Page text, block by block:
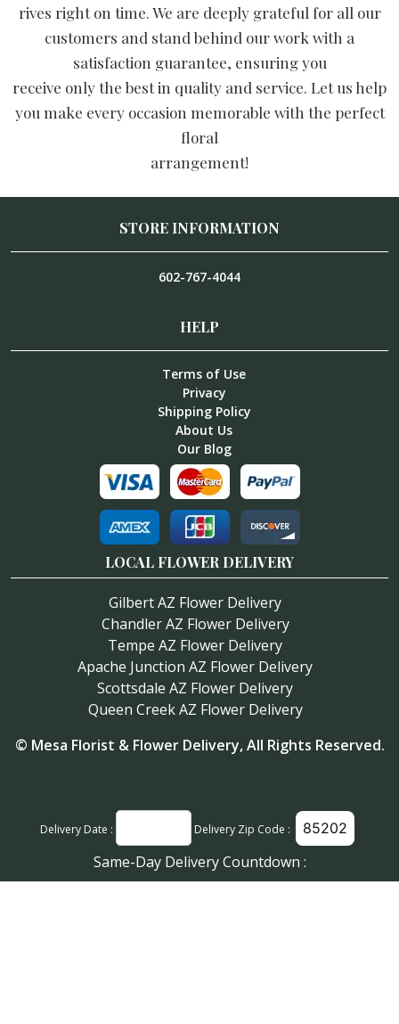
rives right on time. We are deeply grateful for all our
customers and stand behind our work with a
satisfaction guarantee, ensuring you
receive only the best in quality and service. Let us help
you make every occasion memorable with the perfect
floral
arrangement!
Delivery Date : Delivery Zip Code :
Same-Day Delivery Countdown :
STORE INFORMATION
602-767-4044
HELP
Terms of Use
Privacy
Shipping Policy
About Us
Our Blog
LOCAL FLOWER DELIVERY
Gilbert AZ Flower Delivery
Chandler AZ Flower Delivery
Tempe AZ Flower Delivery
Apache Junction AZ Flower Delivery
Scottsdale AZ Flower Delivery
Queen Creek AZ Flower Delivery
© Mesa Florist & Flower Delivery, All Rights Reserved.